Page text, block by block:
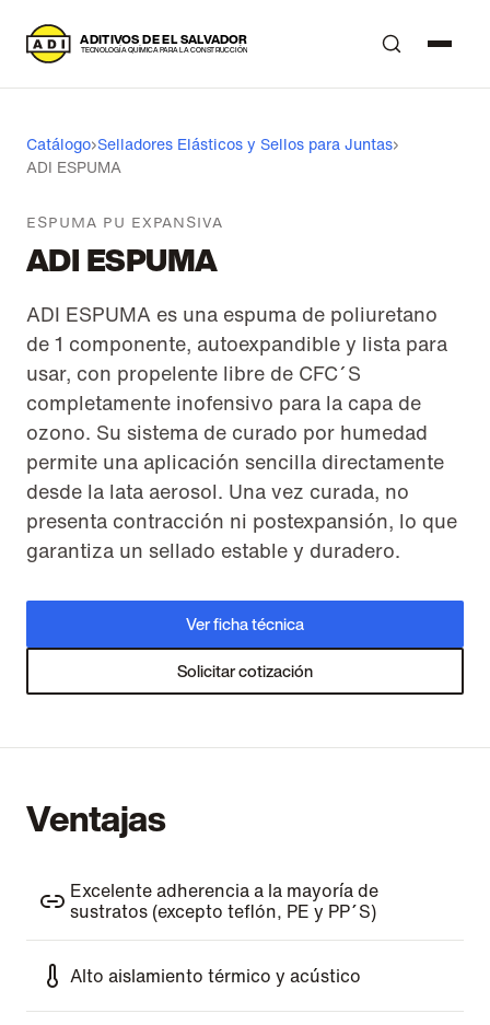
A DITIVOS DE EL SALVADOR
T ECNOLOGÍA QUÍMICA PARA LA CONSTRUCCIÓN
Catálogo›Selladores Elásticos y Sellos para Juntas›
ADI ESPUMA
ESPUMA PU EXPANSIVA
ADI ESPUMA
ADI ESPUMA es una espuma de poliuretano
de 1 componente, autoexpandible y lista para
usar, con propelente libre de CFC´S
completamente inofensivo para la capa de
ozono. Su sistema de curado por humedad
permite una aplicación sencilla directamente
desde la lata aerosol. Una vez curada, no
presenta contracción ni postexpansión, lo que
garantiza un sellado estable y duradero.
Ver ficha técnica
Solicitar cotización
Ventajas
Excelente adherencia a la mayoría de
sustratos (excepto teflón, PE y PP´S)
Alto aislamiento térmico y acústico